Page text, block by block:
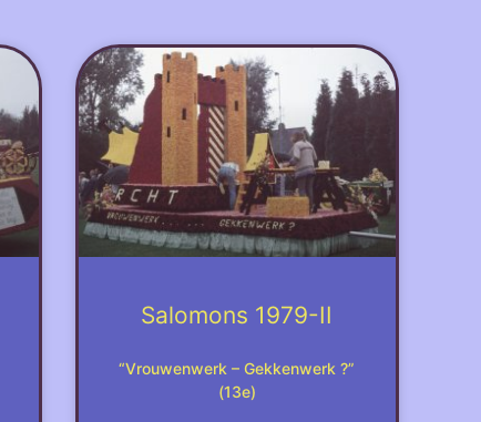
Salomons 1979-II
“Vrouwenwerk – Gekkenwerk ?”
(13e)